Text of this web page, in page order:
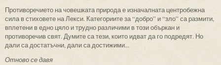
Противоречието на човешката природа е изначалната центробежна
сила в стиховете на Лекси. Категориите за “добро” и “зло” са размити,
вплетени в едно цяло и трудно различими в този объркан и
противоречив свят. Думите са тези, които идват да го подредят. Но
дали са достатъчни, дали са достижими...
Отново се давя